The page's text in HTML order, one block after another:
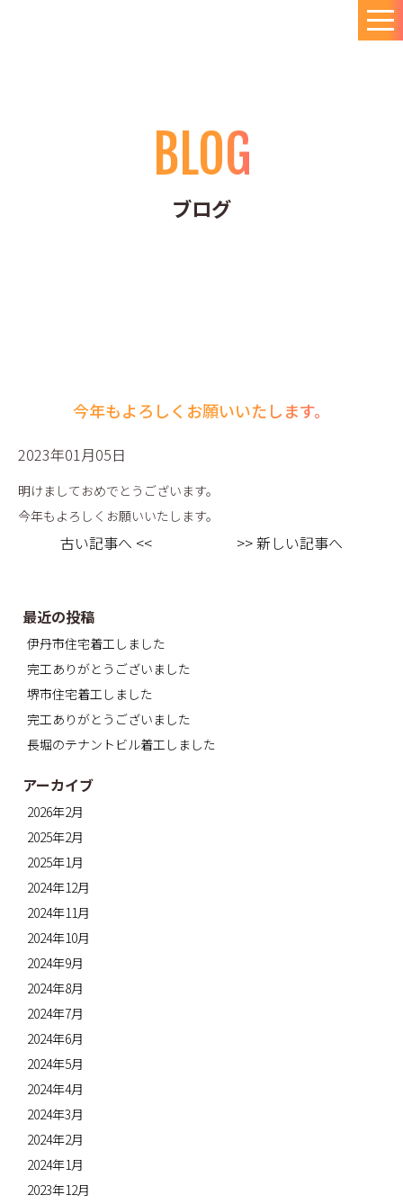
BLOG
ブログ
今年もよろしくお願いいたします。
2023年01月05日
明けましておめでとうございます。
今年もよろしくお願いいたします。
古い記事へ << >> 新しい記事へ
最近の投稿
伊丹市住宅着工しました
完工ありがとうございました
堺市住宅着工しました
完工ありがとうございました
長堀のテナントビル着工しました
アーカイブ
2026年2月
2025年2月
2025年1月
2024年12月
2024年11月
2024年10月
2024年9月
2024年8月
2024年7月
2024年6月
2024年5月
2024年4月
2024年3月
2024年2月
2024年1月
2023年12月